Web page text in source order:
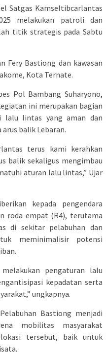
Satgas Kamseltibcarlantas
melakukan patroli dan
titik strategis pada Sabtu
Fery Bastiong dan kawasan
Kota Ternate.
Pol Bambang Suharyono,
ini merupakan bagian
lalu lintas yang aman dan
arus balik Lebaran.
terus kami kerahkan
balik sekaligus mengimbau
aturan lalu lintas,” Ujar
kepada pengendara
roda empat (R4), terutama
di sekitar pelabuhan dan
meminimalisir potensi
pengaturan lalu
kepadatan serta
ungkapnya.
Bastiong menjadi
mobilitas masyarakat
tersebut, baik untuk